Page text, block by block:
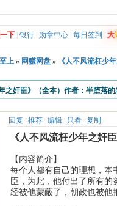
下 银行 勋章中心 每日签到 大
上 » 网赚网盘 » 《人不风流枉少
之奸臣》（全本）作者：半堕落
回复 推荐 编辑 只看 复制
《人不风流枉少年之奸
【内容简介】
每个人都有自己的理想，本
臣，为此，他付出了所有
经被他蒙蔽了，朝政也被他